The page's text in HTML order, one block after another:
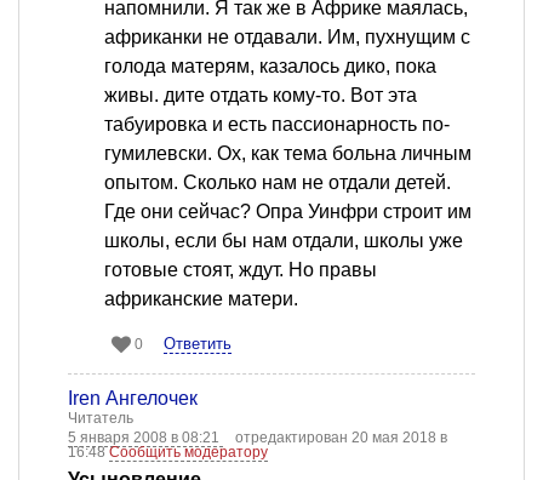
напомнили. Я так же в Африке маялась,
африканки не отдавали. Им, пухнущим с
голода матерям, казалось дико, пока
живы. дите отдать кому-то. Вот эта
табуировка и есть пассионарность по-
гумилевски. Ох, как тема больна личным
опытом. Сколько нам не отдали детей.
Где они сейчас? Опра Уинфри строит им
школы, если бы нам отдали, школы уже
готовые стоят, ждут. Но правы
африканские матери.
0 Ответить
Iren Ангелочек
Читатель
5 января 2008 в 08:21
отредактирован 20 мая 2018 в
16:48Сообщить модератору